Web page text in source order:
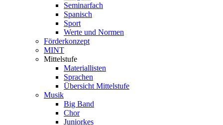
Seminarfach
Spanisch
Sport
Werte und Normen
Förderkonzept
MINT
Mittelstufe
Materiallisten
Sprachen
Übersicht Mittelstufe
Musik
Big Band
Chor
Juniorkes